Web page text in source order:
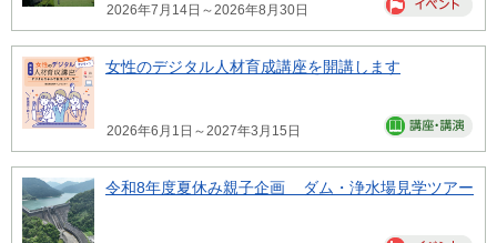
2026年7月14日～2026年8月30日
女性のデジタル人材育成講座を開講します
2026年6月1日～2027年3月15日
令和8年度夏休み親子企画 ダム・浄水場見学ツアー